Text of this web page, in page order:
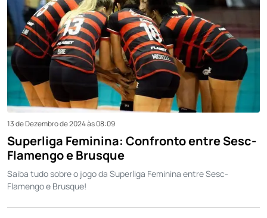
13 de Dezembro de 2024 às 08:09
Superliga Feminina: Confronto entre Sesc-
Flamengo e Brusque
Saiba tudo sobre o jogo da Superliga Feminina entre Sesc-
Flamengo e Brusque!